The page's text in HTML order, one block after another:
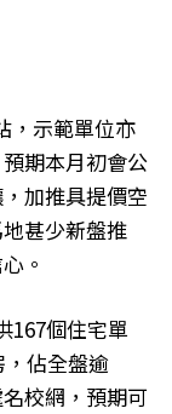
，示範單位亦
期本月初會公
加推具提價空
甚少新盤推
。
167個住宅單
佔全盤逾
校網，預期可